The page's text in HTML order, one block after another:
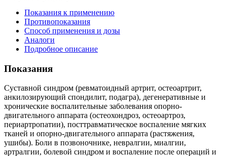
Показания к применению
Противопоказания
Способ применения и дозы
Аналоги
Подробное описание
Показания
Суставной синдром (ревматоидный артрит, остеоартрит,
анкилозирующий спондилит, подагра), дегенеративные и
хронические воспалительные заболевания опорно-
двигательного аппарата (остеохондроз, остеоартроз,
периартропатии), посттравматическое воспаление мягких
тканей и опорно-двигательного аппарата (растяжения,
ушибы). Боли в позвоночнике, невралгии, миалгии,
артралгии, болевой синдром и воспаление после операций и